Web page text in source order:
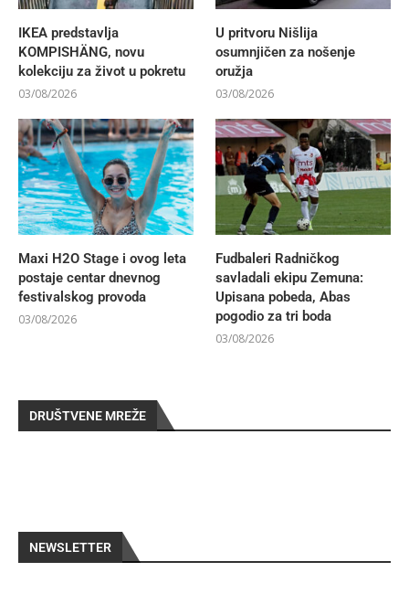
IKEA predstavlja
KOMPISHÄNG, novu
kolekciju za život u pokretu
03/08/2026
U pritvoru Nišlija
osumnjičen za nošenje
oružja
03/08/2026
Maxi H2O Stage i ovog leta
postaje centar dnevnog
festivalskog provoda
03/08/2026
Fudbaleri Radničkog
savladali ekipu Zemuna:
Upisana pobeda, Abas
pogodio za tri boda
03/08/2026
DRUŠTVENE MREŽE
NEWSLETTER